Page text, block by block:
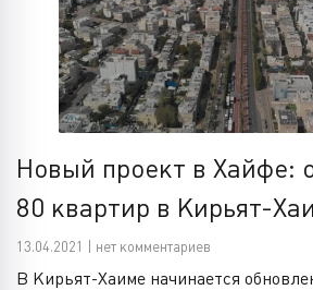
Новый проект в Хайфе:
80 квартир в Кирьят-
13.04.2021 | нет комментариев
В Кирьят-Хаиме начинается